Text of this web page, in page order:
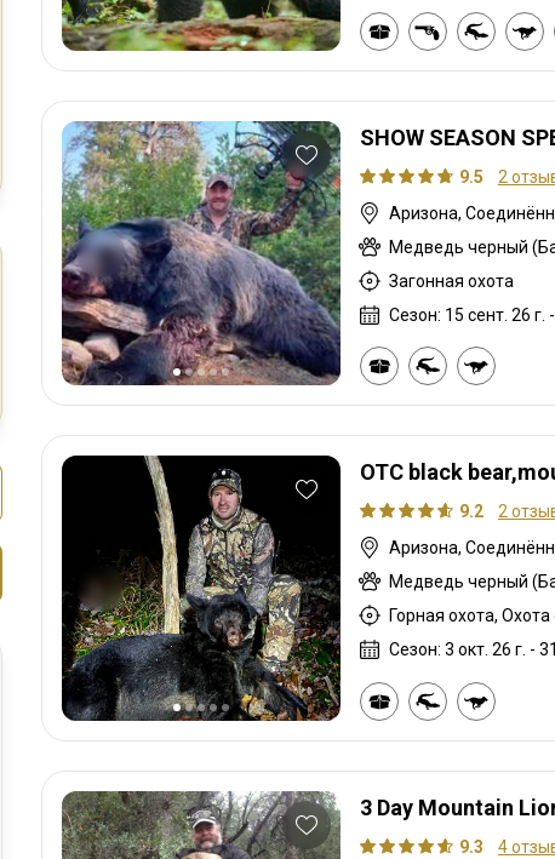
SHOW SEASON
9.5
2
Аризона,
Медведь черный
Загонная охота
Сезон: 15 сент. 26 г.
OTC black
9.2
2
Аризона,
Медведь черный
Сезон: 3 окт. 26 г. -
3 Day Mountain
9.3
4